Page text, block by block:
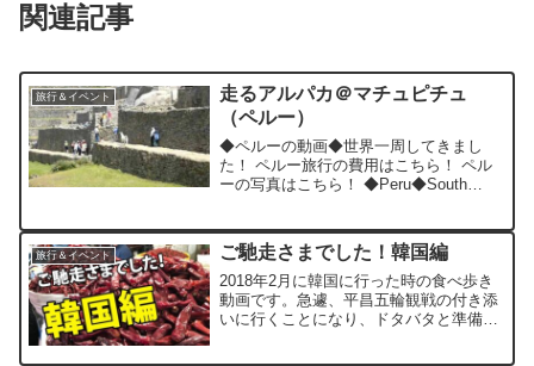
関連記事
旅行＆イベント
走るアルパカ＠マチュピチュ
（ペルー）
◆ペルーの動画◆世界一周してきまし
た！ ペルー旅行の費用はこちら！ ペル
ーの写真はこちら！ ◆Peru◆South
時間 00:2...
旅行＆イベント ご馳走さまでした！韓国編
2018年2月に韓国に行った時の食べ歩き
動画です。急遽、平昌五輪観戦の付き添
いに行くことになり、ドタバタと準備し